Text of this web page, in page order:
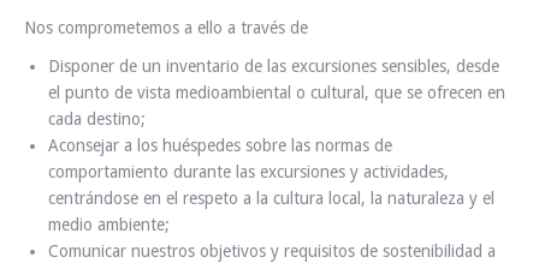
Nos comprometemos a ello a través de
Disponer de un inventario de las excursiones sensibles, desde
el punto de vista medioambiental o cultural, que se ofrecen en
cada destino;
Aconsejar a los huéspedes sobre las normas de
comportamiento durante las excursiones y actividades,
centrándose en el respeto a la cultura local, la naturaleza y el
medio ambiente;
Comunicar nuestros objetivos y requisitos de sostenibilidad a